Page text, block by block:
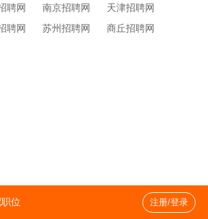
聘网 南京招聘网
天津招聘网
聘网 苏州招聘网
商丘招聘网
位 注册/登录